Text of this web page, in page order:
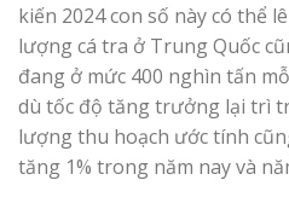
kiến 2024 con số này có thể
lượng cá tra ở Trung Quốc
đang ở mức 400 nghìn tấn
dù tốc độ tăng trưởng lại trì
lượng thu hoạch ước tính
tăng 1% trong năm nay và